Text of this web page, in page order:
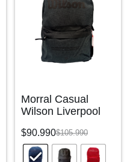
Morral Casual
Wilson Liverpool
$105.990
$90.990